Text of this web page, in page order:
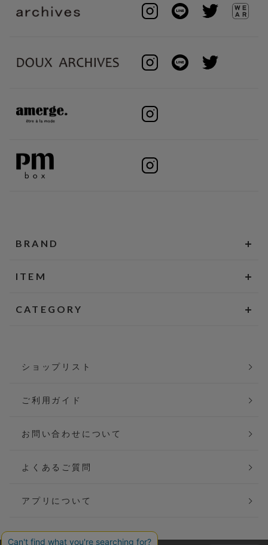
BRAND
ITEM
CATEGORY
ショップリスト
ご利用ガイド
お問い合わせについて
よくあるご質問
アプリについて